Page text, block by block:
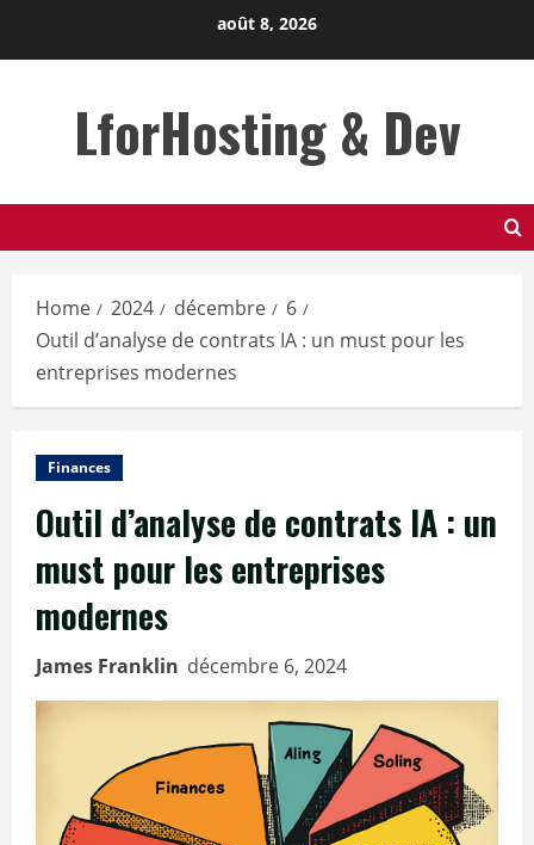
août 8, 2026
LforHosting & Dev
Home 2024 décembre
6
Outil d’analyse de contrats IA : un must pour les
entreprises modernes
Finances
Outil d’analyse de contrats IA : un
must pour les entreprises
modernes
James Franklin décembre 6, 2024